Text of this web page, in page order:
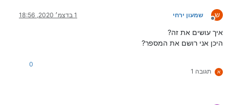
ש
מנותק
שמעון ירחי 1 בדצמ׳ 2020, 18:56
איך עושים את זה?
היכן אני רושם את המספר?
א תגובה 1
0